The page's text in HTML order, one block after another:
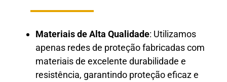
Materiais de Alta Qualidade: Utilizamos
apenas redes de proteção fabricadas com
materiais de excelente durabilidade e
resistência, garantindo proteção eficaz e